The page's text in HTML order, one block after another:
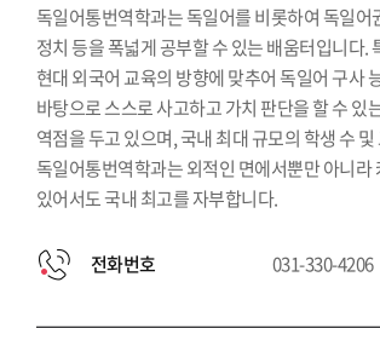
독일어통번역학과는 독일어를 비롯하여 독일어
정치 등을 폭넓게 공부할 수 있는 배움터입니다.
현대 외국어 교육의 방향에 맞추어 독일어 구사
바탕으로 스스로 사고하고 가치 판단을 할 수 있
역점을 두고 있으며, 국내 최대 규모의 학생 수
독일어통번역학과는 외적인 면에서뿐만 아니
있어서도 국내 최고를 자부합니다.
전화번호 031-330-4206